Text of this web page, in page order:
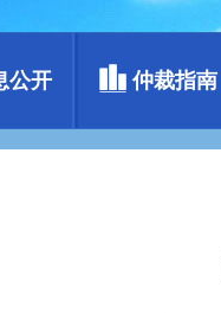
公开 仲裁指南